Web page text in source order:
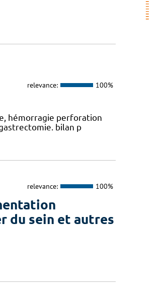
relevance: 100%
hémorragie perforation
bilan p
relevance: 100%
du sein et autres